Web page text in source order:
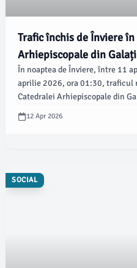
Trafic închis de Înviere
Arhiepiscopale din Galați
În noaptea de Înviere, între 11
aprilie 2026, ora 01:30, traficul
Catedralei Arhiepiscopale din
Autoritățile locale recomandă
alternativă pentru a evita
12 Apr 2026
SOCIAL